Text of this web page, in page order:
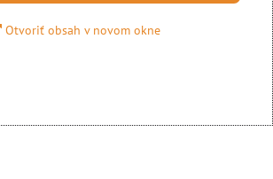
Otvoriť obsah v novom okne